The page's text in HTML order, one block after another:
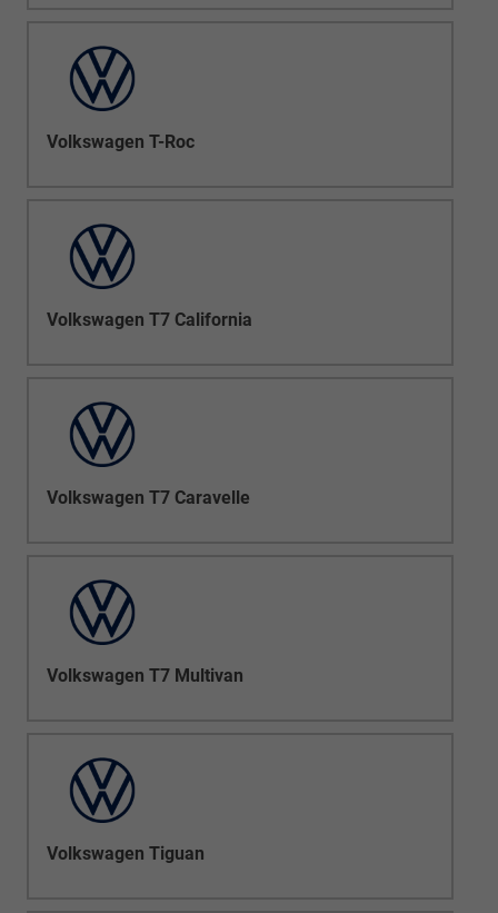
Volkswagen T-Roc
Volkswagen T7 California
Volkswagen T7 Caravelle
Volkswagen T7 Multivan
Volkswagen Tiguan